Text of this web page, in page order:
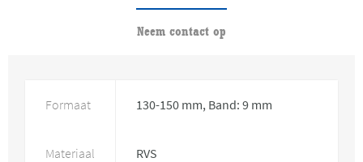
Neem contact op
Formaat 130-150 mm, Band: 9 mm
Materiaal RVS